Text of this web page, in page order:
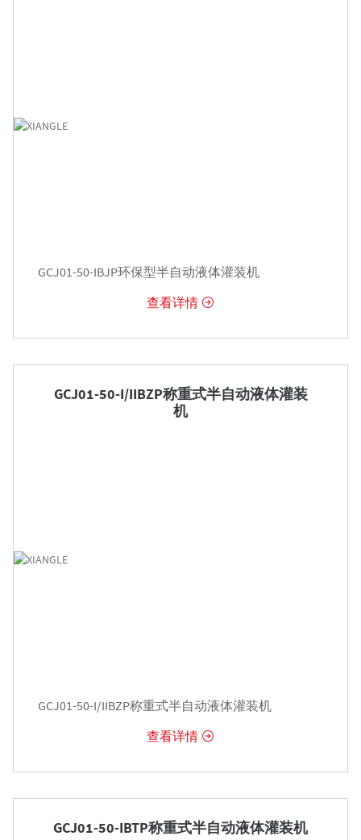
GCJ01-50-IBJP环保型半自动液体灌装机
查看详情 
GCJ01-50-I/IIBZP称重式半自动液体灌装
机
GCJ01-50-I/IIBZP称重式半自动液体灌装机
查看详情 
GCJ01-50-IBTP称重式半自动液体灌装机